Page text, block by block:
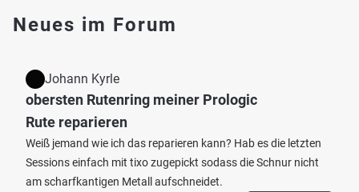
Neues im Forum
Johann Kyrle
obersten Rutenring meiner Prologic
Rute reparieren
Weiß jemand wie ich das reparieren kann? Hab es die letzten
Sessions einfach mit tixo zugepickt sodass die Schnur nicht
am scharfkantigen Metall aufschneidet.